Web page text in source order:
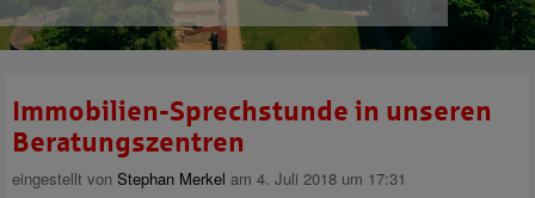
Immobilien-Sprechstunde in unseren
Beratungszentren
eingestellt von Stephan Merkel am 4. Juli 2018 um 17:31